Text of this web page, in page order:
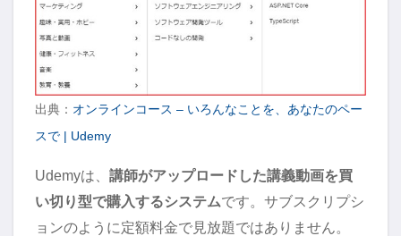
出典： オンラインコース – いろんなことを、あなたのペー
スで | Udemy
Udemyは、 講師がアップロードした講義動画を買
い切り型で購入するシステムです。サブスクリプシ
ョンのように定額料金で見放題ではありません。